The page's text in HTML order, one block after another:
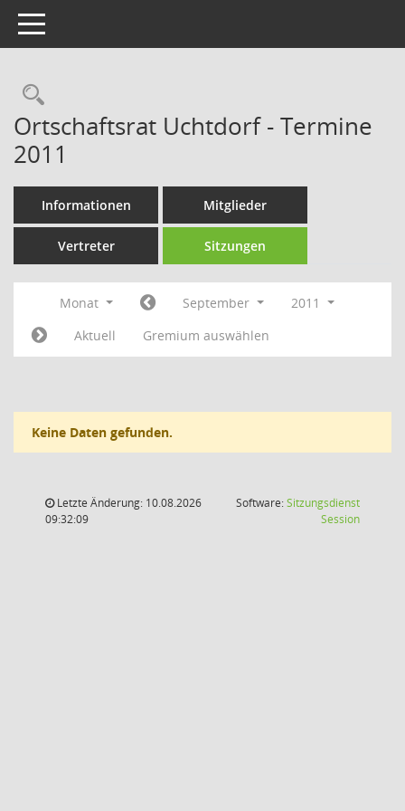
Toggle navigation
Rechercheauswahl
Ortschaftsrat Uchtdorf - Termine
2011
Informationen Mitglieder
Vertreter Sitzungen
Monat September
2011
Aktuell
Gremium auswählen
Keine Daten gefunden.
Letzte Änderung: 10.08.2026
09:32:09
Software:Sitzungsdienst
Session(Wird in